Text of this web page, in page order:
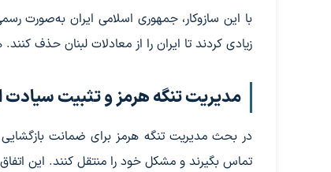
با این سازوکار، جمهوری اسلامی ایران به‌صورت
زیادی کردند تا ایران را از معادلات لبنان حذف
مدیریت تنگه هرمز و تثبیت سیادت
در بحث مدیریت تنگه هرمز برای ضمانت
تماس بگیرند و مشکل خود را منتقل کنند. این